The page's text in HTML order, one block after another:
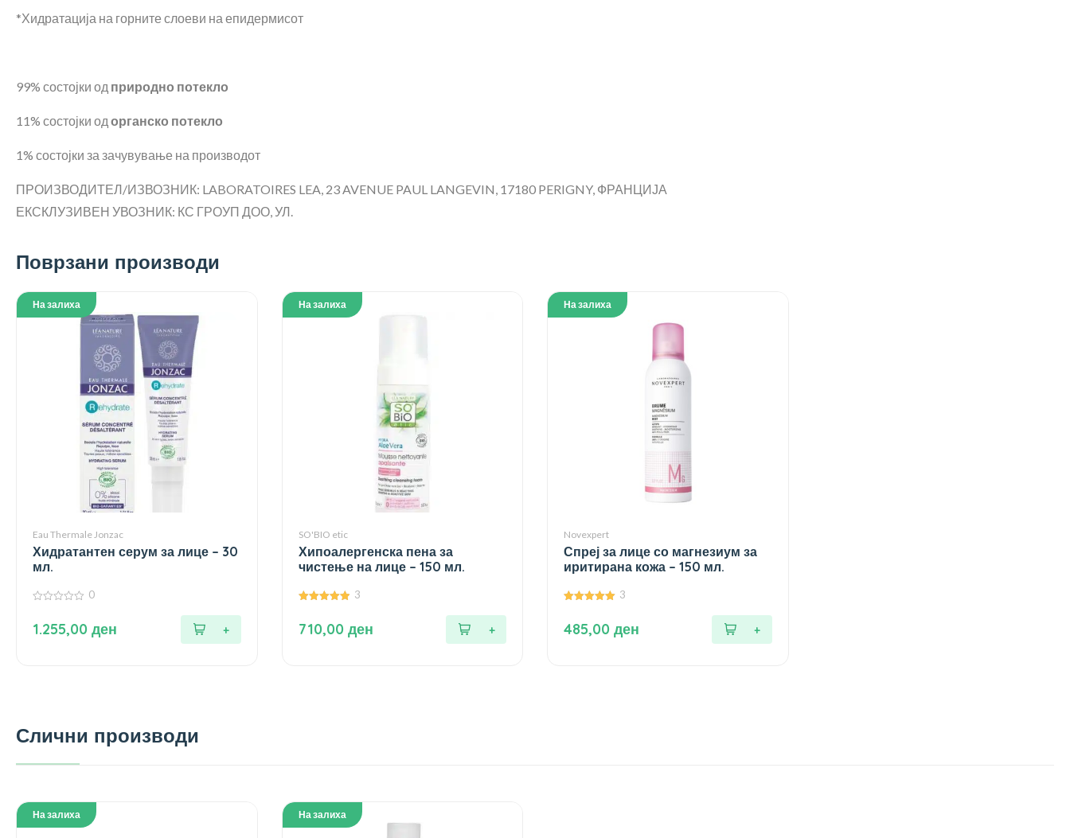
*Хидратација на горните слоеви на епидермисот
99% состојки од природно потекло
11% состојки од органско потекло
1% состојки за зачувување на производот
ПРОИЗВОДИТЕЛ/ИЗВОЗНИК: LABORATOIRES LEA, 23 AVENUE PAUL LANGEVIN, 17180 PERIGNY, ФРАНЦИЈА
ЕКСКЛУЗИВЕН УВОЗНИК: КС ГРОУП ДОО, УЛ.
Поврзани производи
На залиха
Eau Thermale Jonzac
Хидратантен серум за лице – 30
мл.
5
0
1.255,00 ден
На залиха
SO'BIO etic
Хипоалергенска пена за
чистење на лице – 150 мл.
3
710,00 ден
На залиха
Novexpert
Спреј за лице со магнезиум за
иритирана кожа – 150 мл.
3
485,00 ден
Слични производи
На залиха На залиха